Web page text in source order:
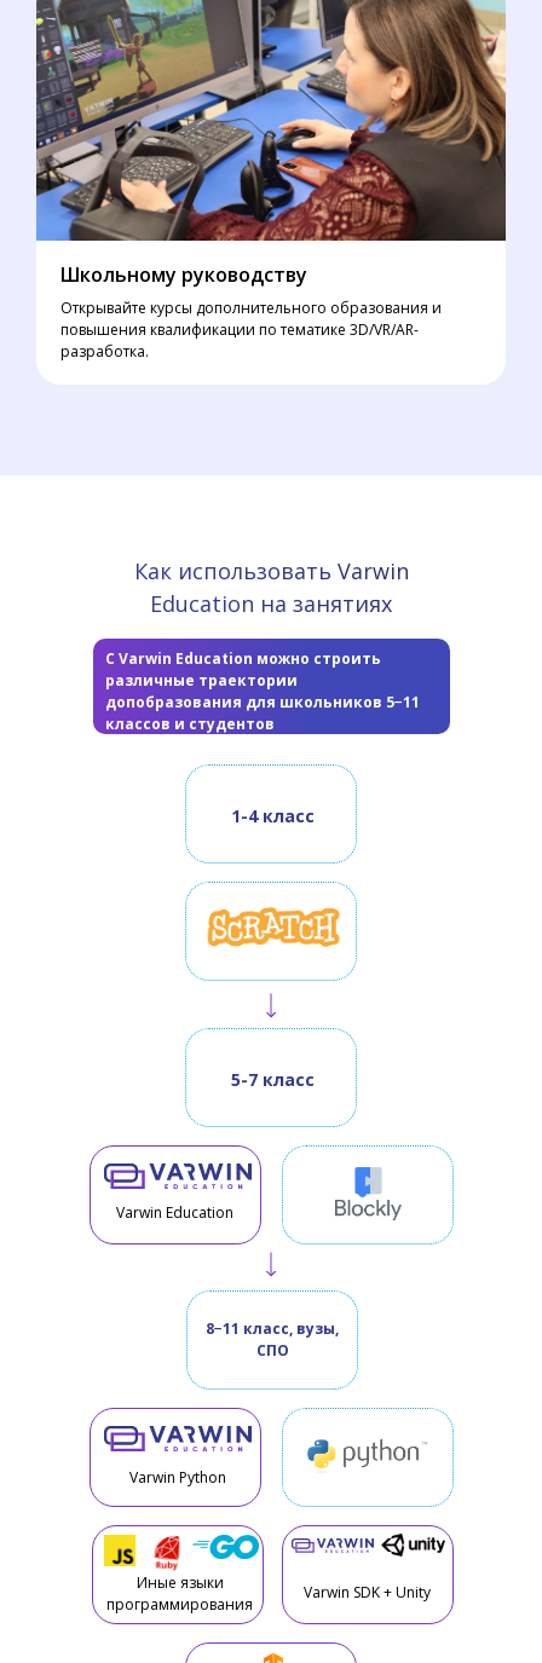
Школьному руководству
Открывайте курсы дополнительного образования и
повышения квалификации по тематике 3D/VR/AR-
разработка.
Как использовать Varwin
Education на занятиях
С Varwin Education можно строить
различные траектории
допобразования для школьников 5−11
классов и студентов
1-4 класс
5-7 класс
8−11 класс, вузы,
СПО
Varwin Python
Varwin SDK + Unity
Varwin Education
Иные языки
программирования